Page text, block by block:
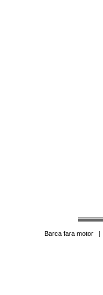
Barca fara motor|